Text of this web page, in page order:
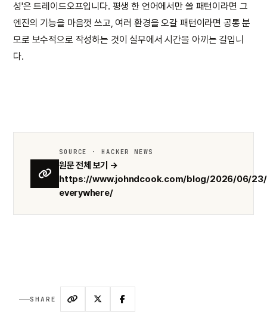
성'은 트레이드오프입니다. 평생 한 언어에서만 쓸 패턴이라면 그
엔진의 기능을 마음껏 쓰고, 여러 환경을 오갈 패턴이라면 공통 분
모로 보수적으로 작성하는 것이 실무에서 시간을 아끼는 길입니
다.
SOURCE · HACKER NEWS
원문 전체 보기 →
https://www.johndcook.com/blog/2026/06/
everywhere/
SHARE